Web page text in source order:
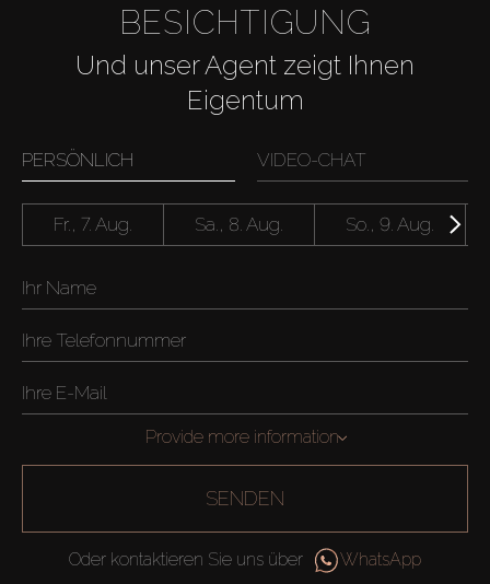
BESICHTIGUNG
Und unser Agent zeigt Ihnen
Eigentum
PERSÖNLICH VIDEO-CHAT
Fr., 7. Aug. Sa., 8. Aug. So., 9. Aug.
Provide more information
SENDEN
Oder kontaktieren Sie uns über WhatsApp